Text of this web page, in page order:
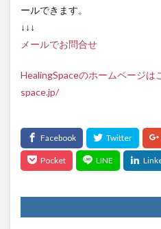
ールできます。
↓↓↓
メールでお問合せ
HealingSpaceのホームページ
space.jp/